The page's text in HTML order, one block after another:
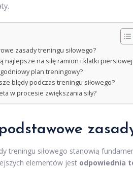
zasady treningu siłowego?
najlepsze na siłę ramion i klatki
plan treningowy?
błędy podczas treningu siłowego?
w procesie zwiększania siły?
treningu siłowego stanowią
elementów jest odpowiednia